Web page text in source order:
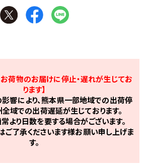
荷物のお届けに停止・遅れが生じてお
ります】
響により、熊本県一部地域での出荷停
域での出荷遅延が生じております。
より日数を要する場合がございます。
ご了承くださいます様お願い申し上げま
す。